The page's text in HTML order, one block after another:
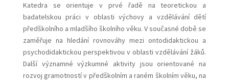
Katedra se orientuje v prvé řadě na teoretickou a
badatelskou práci v oblasti výchovy a vzdělávání dětí
předškolního a mladšího školního věku. V současné době se
zaměřuje na hledání rovnováhy mezi ontodidaktickou a
psychodidaktickou perspektivou v oblasti vzdělávání žáků.
Další významné výzkumné aktivity jsou orientované na
rozvoj gramotností v předškolním a raném školním věku, na